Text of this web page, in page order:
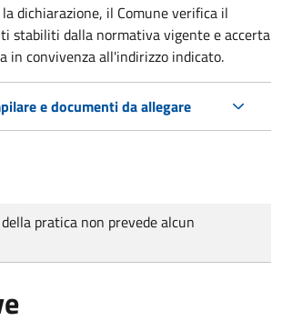
dichiarazione, il Comune verifica il
stabiliti dalla normativa vigente e accerta
in convivenza all'indirizzo indicato.
e documenti da allegare
pratica non prevede alcun